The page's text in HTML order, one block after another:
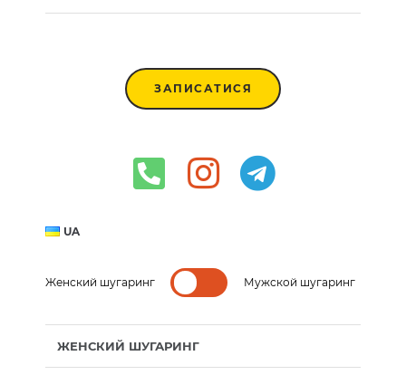
ЗАПИСАТИСЯ
UA
Женский шугаринг Мужской шугаринг
ЖЕНСКИЙ ШУГАРИНГ